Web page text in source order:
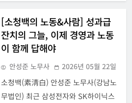
[소청백의 노동&사람] 성과급
잔치의 그늘, 이제 경영과 노동
이 함께 답해야
안성준 노무사 2026년 05월 22일
소청백(素淸白) 안성준 노무사(강남노
무법인) 최근 삼성전자와 SK하이닉스